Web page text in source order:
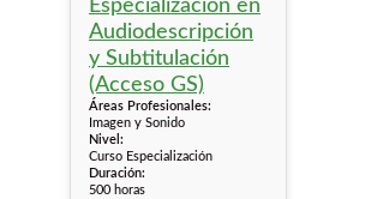
Áreas Profesionales:
Imagen y Sonido
Nivel:
Curso Especialización
Duración:
500 horas